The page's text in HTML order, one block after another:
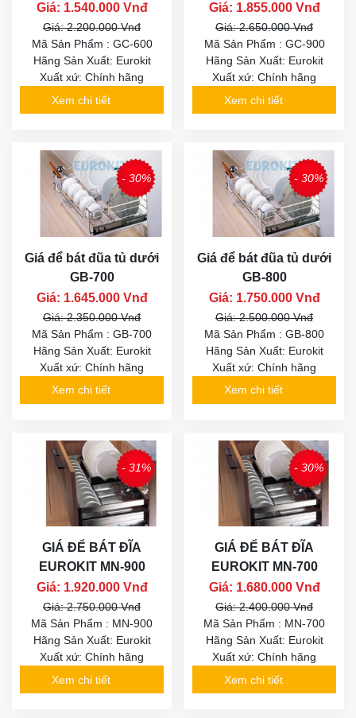
Giá: 1.540.000 Vnđ
Giá: 2.200.000 Vnđ
Mã Sản Phẩm : GC-600
Hãng Sản Xuất: Eurokit
Xuất xứ: Chính hãng
Xem chi tiết
Giá: 1.855.000 Vnđ
Giá: 2.650.000 Vnđ
Mã Sản Phẩm : GC-900
Hãng Sản Xuất: Eurokit
Xuất xứ: Chính hãng
Xem chi tiết
- 30%
Giá để bát đũa tủ dưới
GB-700
Giá: 1.645.000 Vnđ
Giá: 2.350.000 Vnđ
Mã Sản Phẩm : GB-700
Hãng Sản Xuất: Eurokit
Xuất xứ: Chính hãng
Xem chi tiết
- 30%
Giá để bát đũa tủ dưới
GB-800
Giá: 1.750.000 Vnđ
Giá: 2.500.000 Vnđ
Mã Sản Phẩm : GB-800
Hãng Sản Xuất: Eurokit
Xuất xứ: Chính hãng
Xem chi tiết
- 31%
GIÁ ĐỂ BÁT ĐĨA
EUROKIT MN-900
Giá: 1.920.000 Vnđ
Giá: 2.750.000 Vnđ
Mã Sản Phẩm : MN-900
Hãng Sản Xuất: Eurokit
Xuất xứ: Chính hãng
Xem chi tiết
- 30%
GIÁ ĐỂ BÁT ĐĨA
EUROKIT MN-700
Giá: 1.680.000 Vnđ
Giá: 2.400.000 Vnđ
Mã Sản Phẩm : MN-700
Hãng Sản Xuất: Eurokit
Xuất xứ: Chính hãng
Xem chi tiết